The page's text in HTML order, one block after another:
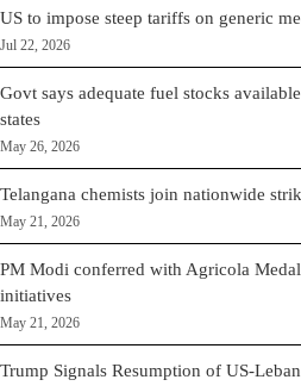
US to impose steep tariffs on generic
Jul 22, 2026
Govt says adequate fuel stocks
states
May 26, 2026
Telangana chemists join nationwide
May 21, 2026
PM Modi conferred with Agricola
initiatives
May 21, 2026
Trump Signals Resumption of US-